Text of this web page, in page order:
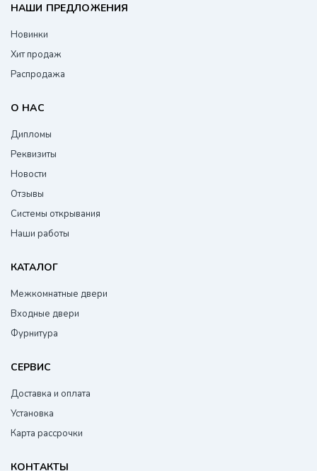
КОНТАКТЫ
СЕРВИС
Доставка и оплата
Установка
Карта рассрочки
КАТАЛОГ
Межкомнатные двери
Входные двери
Фурнитура
О НАС
Дипломы
Реквизиты
Новости
Отзывы
Системы открывания
Наши работы
НАШИ ПРЕДЛОЖЕНИЯ
Новинки
Хит продаж
Распродажа